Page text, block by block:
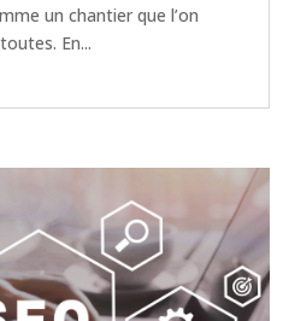
un chantier que l’on
En...